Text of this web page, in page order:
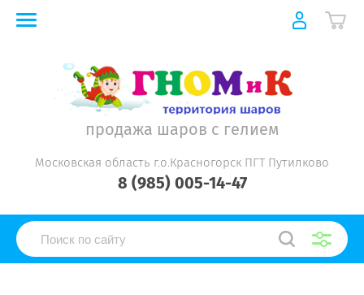
продажа шаров с гелием
Московская область г.о.Красногорск ПГТ Путилково
8 (985) 005-14-47